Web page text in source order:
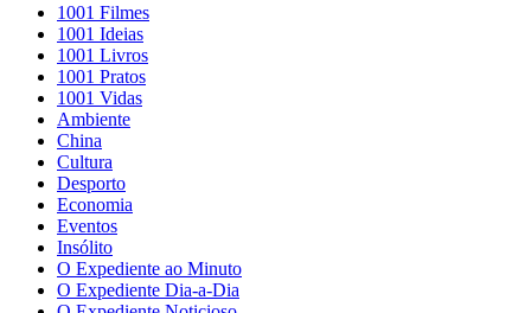
1001 Filmes
1001 Ideias
1001 Livros
1001 Pratos
1001 Vidas
Ambiente
China
Cultura
Desporto
Economia
Eventos
Insólito
O Expediente ao Minuto
O Expediente Dia-a-Dia